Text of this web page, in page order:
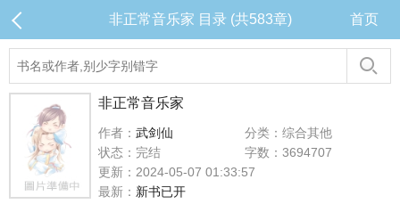
非正常音乐家 目录 (共583章) 首页
非正常音乐家
作者： 武剑仙
分类：综合其他
状态：完结
字数：3694707
更新：2024-05-07 01:33:57
最新： 新书已开